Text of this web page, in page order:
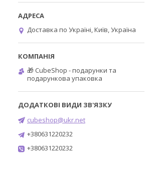
Доставка по Україні, Київ, Україна
🎁 CubeShop - подарунки та
подарункова упаковка
cubeshop@ukr.net
+380631220232
+380631220232